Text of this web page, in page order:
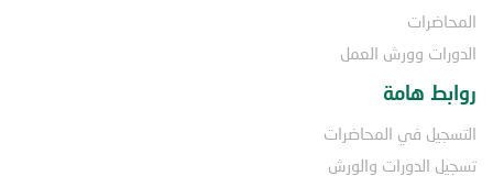
المحاضرات
الدورات وورش العمل
روابط هامة
التسجيل في المحاضرات
تسجيل الدورات والورش